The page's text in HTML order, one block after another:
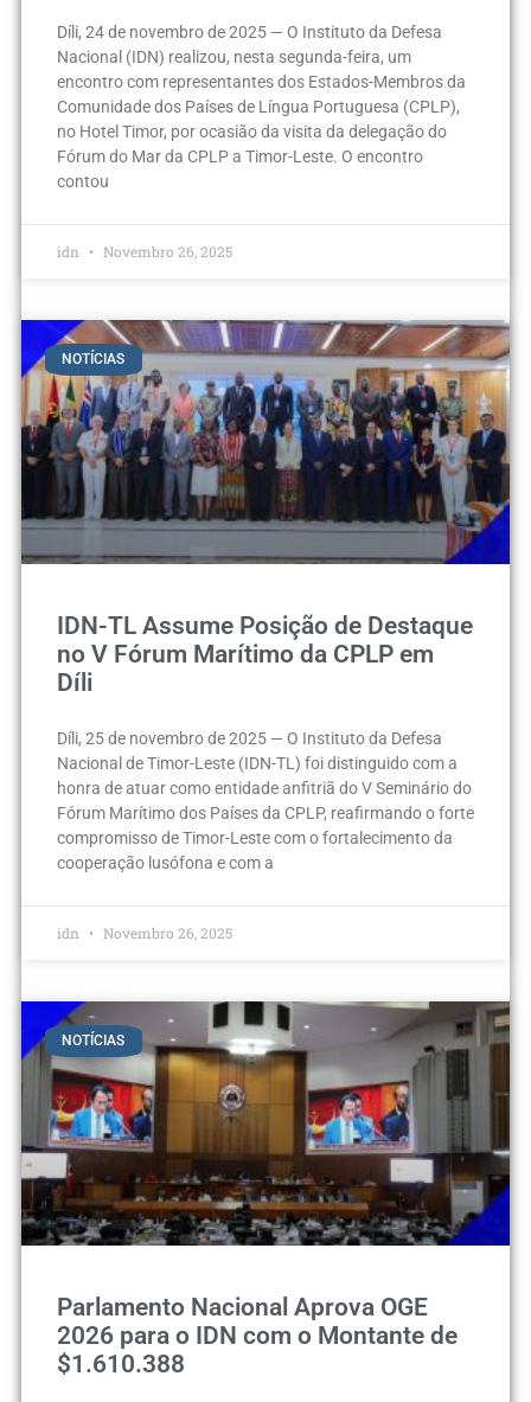
Díli, 24 de novembro de 2025 — O Instituto da Defesa
Nacional (IDN) realizou, nesta segunda-feira, um
encontro com representantes dos Estados-Membros da
Comunidade dos Países de Língua Portuguesa (CPLP),
no Hotel Timor, por ocasião da visita da delegação do
Fórum do Mar da CPLP a Timor-Leste. O encontro
contou
idn Novembro 26, 2025
NOTÍCIAS
IDN-TL Assume Posição de Destaque
no V Fórum Marítimo da CPLP em
Díli
Díli, 25 de novembro de 2025 — O Instituto da Defesa
Nacional de Timor-Leste (IDN-TL) foi distinguido com a
honra de atuar como entidade anfitriã do V Seminário do
Fórum Marítimo dos Países da CPLP, reafirmando o forte
compromisso de Timor-Leste com o fortalecimento da
cooperação lusófona e com a
idn Novembro 26, 2025
NOTÍCIAS
Parlamento Nacional Aprova OGE
2026 para o IDN com o Montante de
$1.610.388